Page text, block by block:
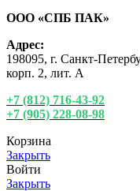
ООО «СПБ ПАК»
Адрес:
198095, г. Санкт-
корп. 2, лит. А
+7 (812) 716-43-92
+7 (905) 228-08-98
Корзина
Закрыть
Войти
Закрыть